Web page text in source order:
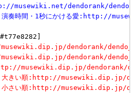
musewiki.net/dendorank/
・演奏時間・1秒にかける愛:http://
dendorank/
dendorank/
musewiki.dip.jp/dendorank/
　大きい順:http://musewiki.dip.jp/
　小さい順:http://musewiki.dip.jp/